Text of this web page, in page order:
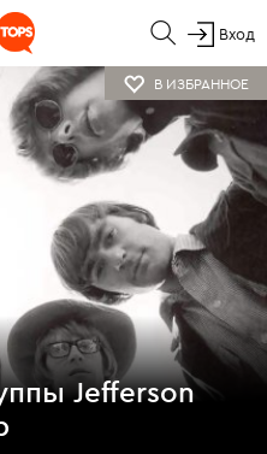
Вход
В ИЗБРАННОЕ
Jefferson